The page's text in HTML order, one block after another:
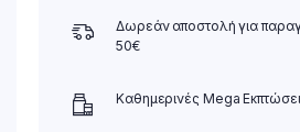
Δωρεάν αποστολή για
50€
Καθημερινές Mega